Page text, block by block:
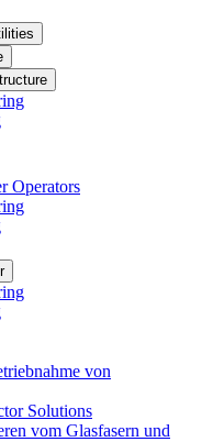
Operators
von
Solutions
vom Glasfasern und